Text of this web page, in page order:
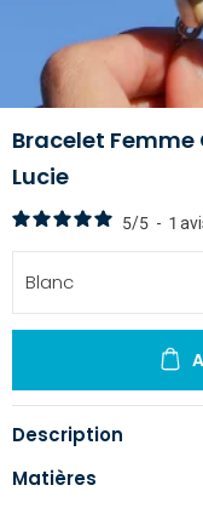
Bracelet
Lucie
5/5 - 1
Blanc
Description
Matières